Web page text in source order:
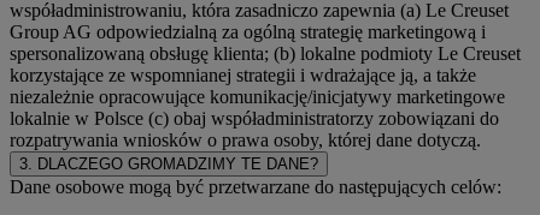
współadministrowaniu, która zasadniczo zapewnia (a) Le Creuset
Group AG odpowiedzialną za ogólną strategię marketingową i
spersonalizowaną obsługę klienta; (b) lokalne podmioty Le Creuset
korzystające ze wspomnianej strategii i wdrażające ją, a także
niezależnie opracowujące komunikację/inicjatywy marketingowe
lokalnie w Polsce (c) obaj współadministratorzy zobowiązani do
rozpatrywania wniosków o prawa osoby, której dane dotyczą.
3. DLACZEGO GROMADZIMY TE DANE?
Dane osobowe mogą być przetwarzane do następujących celów: